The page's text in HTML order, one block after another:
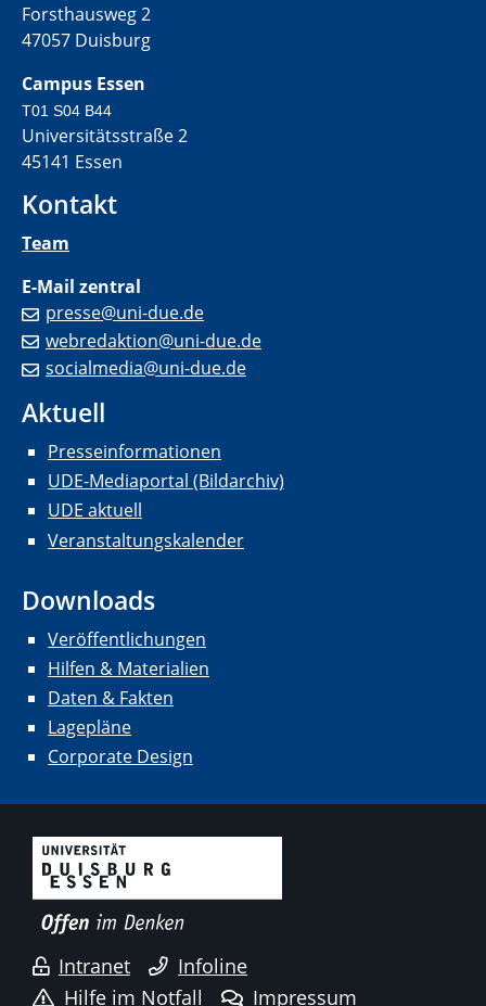
Forsthausweg 2
47057 Duisburg
Campus Essen
T01 S04 B44
Universitätsstraße 2
45141 Essen
Kontakt
Team
E-Mail zentral
presse@uni-due.de
webredaktion@uni-due.de
socialmedia@uni-due.de
Aktuell
Presseinformationen
UDE-Mediaportal (Bildarchiv)
UDE aktuell
Veranstaltungskalender
Downloads
Veröffentlichungen
Hilfen & Materialien
Daten & Fakten
Lagepläne
Corporate Design
Intranet
Infoline
Hilfe im Notfall
Impressum